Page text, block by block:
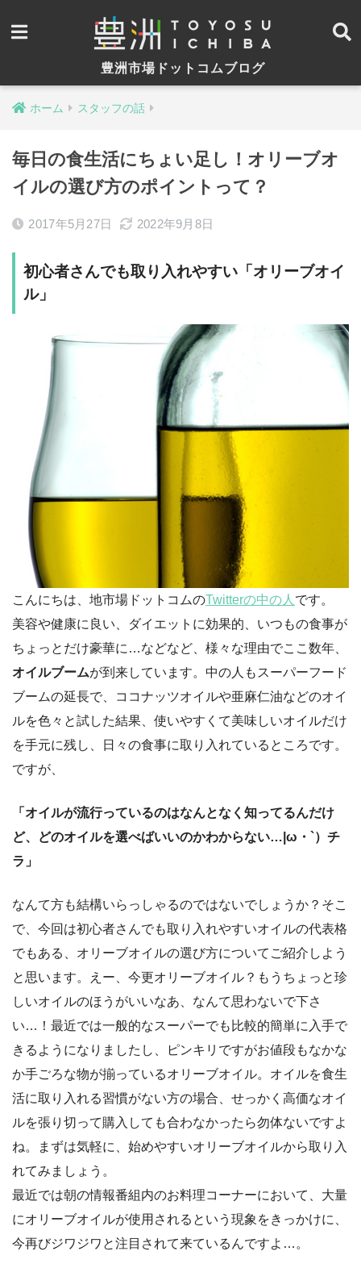
豊洲市場ドットコムブログ
ホーム スタッフの話
毎日の食生活にちょい足し！オリーブオ
イルの選び方のポイントって？
2017年5月27日 2022年9月8日
初心者さんでも取り入れやすい「オリーブオイ
ル」
こんにちは、地市場ドットコムのTwitterの中の人 です。
美容や健康に良い、ダイエットに効果的、いつもの食事が
ちょっとだけ豪華に…などなど、様々な理由でここ数年、
オイルブームが到来しています。中の人もスーパーフード
ブームの延長で、ココナッツオイルや亜麻仁油などのオイ
ルを色々と試した結果、使いやすくて美味しいオイルだけ
を手元に残し、日々の食事に取り入れているところです。
ですが、
「オイルが流行っているのはなんとなく知ってるんだけ
ど、どのオイルを選べばいいのかわからない…|ω・`）チ
ラ」
なんて方も結構いらっしゃるのではないでしょうか？そこ
で、今回は初心者さんでも取り入れやすいオイルの代表格
でもある、オリーブオイルの選び方についてご紹介しよう
と思います。えー、今更オリーブオイル？もうちょっと珍
しいオイルのほうがいいなあ、なんて思わないで下さ
い…！最近では一般的なスーパーでも比較的簡単に入手で
きるようになりましたし、ピンキリですがお値段もなかな
か手ごろな物が揃っているオリーブオイル。オイルを食生
活に取り入れる習慣がない方の場合、せっかく高価なオイ
ルを張り切って購入しても合わなかったら勿体ないですよ
ね。まずは気軽に、始めやすいオリーブオイルから取り入
れてみましょう。
最近では朝の情報番組内のお料理コーナーにおいて、大量
にオリーブオイルが使用されるという現象をきっかけに、
今再びジワジワと注目されて来ているんですよ…。